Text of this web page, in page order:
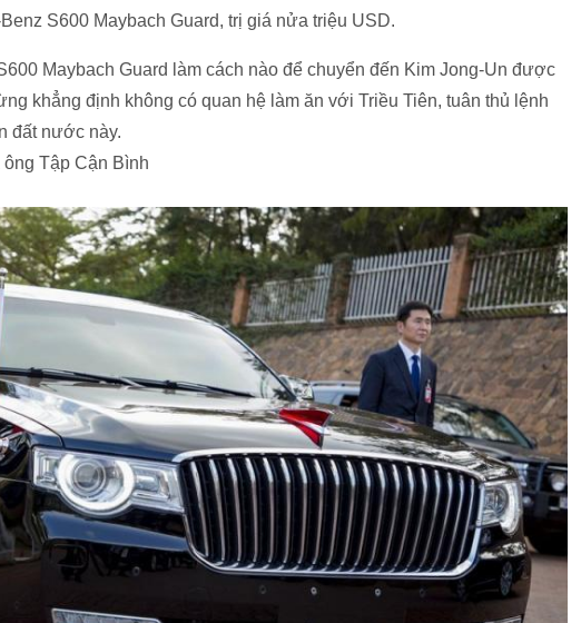
S600 Maybach Guard, trị giá nửa triệu USD.
Maybach Guard làm cách nào để chuyển đến Kim Jong-Un được
khẳng định không có quan hệ làm ăn với Triều Tiên, tuân thủ lệnh
đất nước này.
Tập Cận Bình